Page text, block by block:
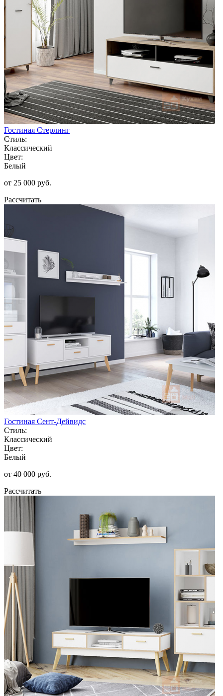
Гостиная Стерлинг
Стиль:
Классический
Цвет:
Белый
от 25 000 руб.
Рассчитать
Гостиная Сент-Дейвидс
Стиль:
Классический
Цвет:
Белый
от 40 000 руб.
Рассчитать